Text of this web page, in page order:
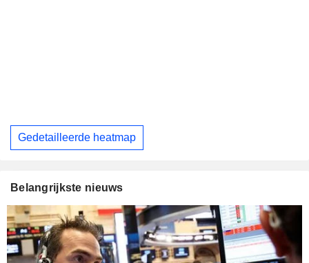
Gedetailleerde heatmap
Belangrijkste nieuws